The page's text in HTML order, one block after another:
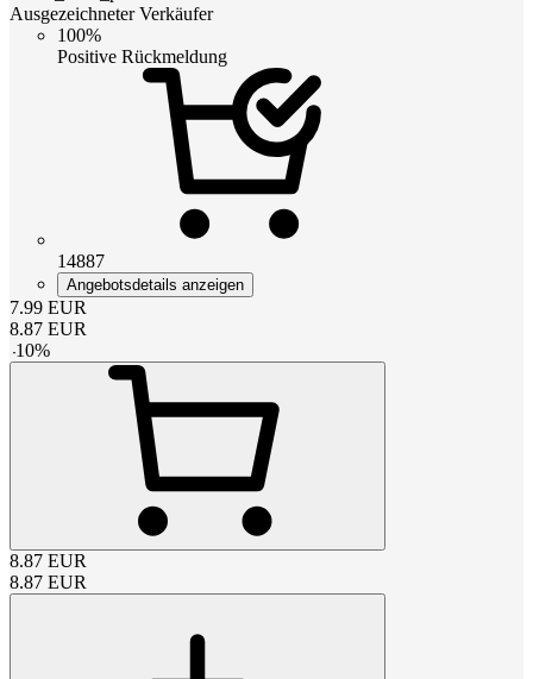
Ausgezeichneter Verkäufer
100%
Positive Rückmeldung
14887
Angebotsdetails anzeigen
7.99 EUR
8.87 EUR
-10%
8.87 EUR
8.87 EUR